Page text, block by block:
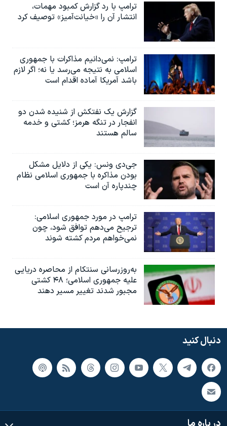
ترامپ با رد گزارش کمبود مهمات،
انتشار آن را «خیانت‌آمیز» توصیف کرد
ترامپ: نمی‌دانیم مذاکرات با جمهوری
اسلامی به نتیجه می‌رسد یا نه؛ اگر لازم
باشد آمریکا آماده اقدام است
گزارش یک نفتکش از شنیده شدن دو
انفجار در تنگه هرمز؛ کشتی و خدمه
سالم هستند
جی‌دی ونس: یکی از دلایل مشکل
بودن مذاکره با جمهوری اسلامی نظام
چندپاره آن است
ترامپ در مورد جمهوری اسلامی:
ترجیح می‌دهم توافق شود، چون
نمی‌خواهم مردم کشته شوند
به‌روزرسانی سنتکام از محاصره دریایی
علیه جمهوری اسلامی؛ ۴۸ کشتی
مجبور شدند تغییر مسیر دهند
دنبال کنید